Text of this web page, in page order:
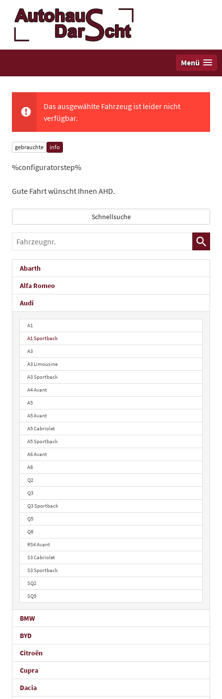
Menü
Das ausgewählte Fahrzeug ist leider nicht
verfügbar.
gebrauchte info
%configuratorstep%
Gute Fahrt wünscht Ihnen AHD.
Schnellsuche
Fahrzeugnr.
Abarth
Alfa Romeo
Audi
A1
A1 Sportback
A3
A3 Limousine
A3 Sportback
A4 Avant
A5
A5 Avant
A5 Cabriolet
A5 Sportback
A6 Avant
A8
Q2
Q3
Q3 Sportback
Q5
Q8
RS4 Avant
S3 Cabriolet
S3 Sportback
SQ2
SQ5
BMW
BYD
Citroën
Cupra
Dacia